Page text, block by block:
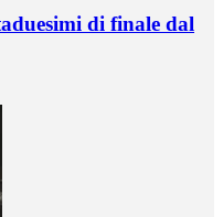
di finale dal